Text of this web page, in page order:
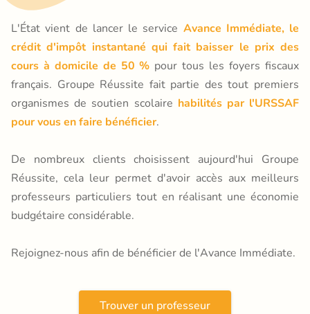
L'État vient de lancer le service Avance Immédiate, le
crédit d'impôt instantané qui fait baisser le prix des
cours à domicile de 50 % pour tous les foyers fiscaux
français. Groupe Réussite fait partie des tout premiers
organismes de soutien scolaire habilités par l'URSSAF
pour vous en faire bénéficier.
De nombreux clients choisissent aujourd'hui Groupe
Réussite, cela leur permet d'avoir accès aux meilleurs
professeurs particuliers tout en réalisant une économie
budgétaire considérable.
Rejoignez-nous afin de bénéficier de l'Avance Immédiate.
Trouver un professeur